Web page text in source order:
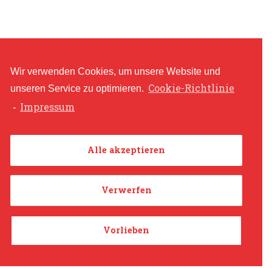
Wir verwenden Cookies, um unsere Website und
unseren Service zu optimieren. Cookie-Richtlinie
- Impressum
Alle akzeptieren
Verwerfen
Vorlieben